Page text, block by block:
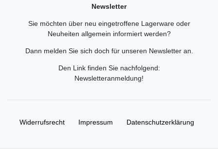
Newsletter
Sie möchten über neu eingetroffene Lagerware oder
Neuheiten allgemein informiert werden?
Dann melden Sie sich doch für unseren Newsletter an.
Den Link finden Sie nachfolgend:
Newsletteranmeldung!
Widerrufs­recht Impressum Daten­schutz­erklärung